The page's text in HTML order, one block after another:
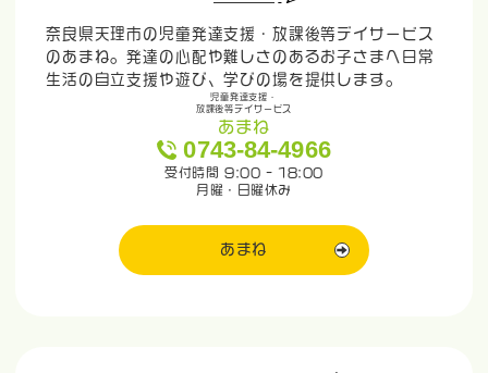
奈良県天理市の児童発達支援・放課後等デイサービス
のあまね。発達の心配や難しさのあるお子さまへ日常
生活の自立支援や遊び、学びの場を提供します。
児童発達支援・
放課後等デイサービス
あまね
0743-84-4966
受付時間 9:00 - 18:00
月曜・日曜休み
あまね